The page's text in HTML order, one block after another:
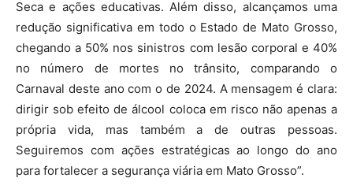
Seca e ações educativas. Além disso, alcançamos uma
redução significativa em todo o Estado de Mato Grosso,
chegando a 50% nos sinistros com lesão corporal e 40%
no número de mortes no trânsito, comparando o
Carnaval deste ano com o de 2024. A mensagem é clara:
dirigir sob efeito de álcool coloca em risco não apenas a
própria vida, mas também a de outras pessoas.
Seguiremos com ações estratégicas ao longo do ano
para fortalecer a segurança viária em Mato Grosso”.